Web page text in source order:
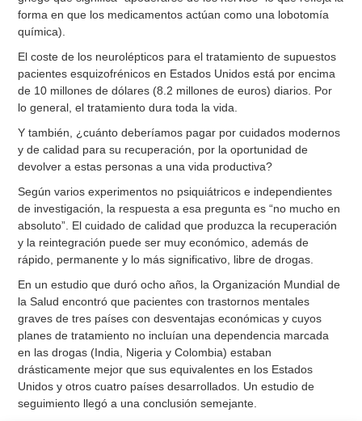
forma en que los medicamentos actúan como una lobotomía
química).
El coste de los neurolépticos para el tratamiento de supuestos
pacientes esquizofrénicos en Estados Unidos está por encima
de 10 millones de dólares (8.2 millones de euros) diarios. Por
lo general, el tratamiento dura toda la vida.
Y también, ¿cuánto deberíamos pagar por cuidados modernos
y de calidad para su recuperación, por la oportunidad de
devolver a estas personas a una vida productiva?
Según varios experimentos no psiquiátricos e independientes
de investigación, la respuesta a esa pregunta es “no mucho en
absoluto”. El cuidado de calidad que produzca la recuperación
y la reintegración puede ser muy económico, además de
rápido, permanente y lo más significativo, libre de drogas.
En un estudio que duró ocho años, la Organización Mundial de
la Salud encontró que pacientes con trastornos mentales
graves de tres países con desventajas económicas y cuyos
planes de tratamiento no incluían una dependencia marcada
en las drogas (India, Nigeria y Colombia) estaban
drásticamente mejor que sus equivalentes en los Estados
Unidos y otros cuatro países desarrollados. Un estudio de
seguimiento llegó a una conclusión semejante.